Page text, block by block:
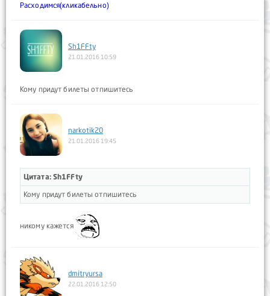
Расходимся(кликабельно)
Sh1FFty
21.01.2016 10:59
Кому придут билеты отпишитесь
narkotik20
21.01.2016 19:45
Цитата: Sh1FFty
Кому придут билеты отпишитесь
никому кажется
dmitryursa
22.01.2016 12:50